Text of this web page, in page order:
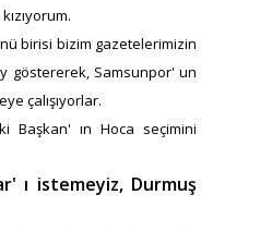
bizim gazetelerimizin
göstererek, Samsunpor' un
çalışıyorlar.
ın Hoca seçimini
ı istemeyiz, Durmuş